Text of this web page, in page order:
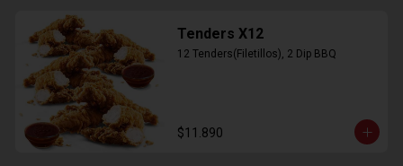
Tenders X12
12 Tenders(Filetillos), 2 Dip BBQ
$11.890